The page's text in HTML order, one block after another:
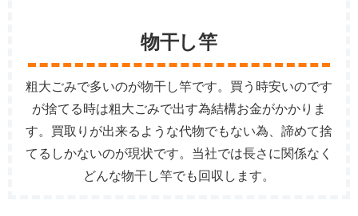
物干し竿
粗大ごみで多いのが物干し竿です。買う時安いのです
が捨てる時は粗大ごみで出す為結構お金がかかりま
す。買取りが出来るような代物でもない為、諦めて捨
てるしかないのが現状です。当社では長さに関係なく
どんな物干し竿でも回収します。